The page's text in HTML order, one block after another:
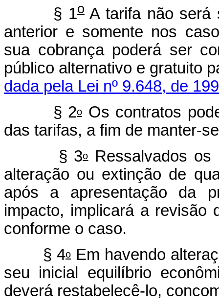
§ 1oA tarifa não será
anterior e somente nos
sua cobrança poderá ser
público alternativo e
dada pela Lei nº 9.648, de
§ 2o
Os contratos
das tarifas, a fim de manter-
§ 3oRessalvados os
alteração ou extinção de
após a apresentação da
impacto, implicará a revisão
conforme o caso.
§ 4o Em havendo
seu inicial equilíbrio
deverá restabelecê-lo,